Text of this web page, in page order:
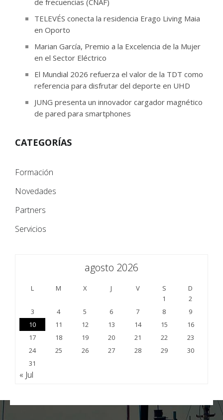
de frecuencias (CNAF)
TELEVÉS conecta la residencia Erago Living Maia
en Oporto
Marian García, Premio a la Excelencia de la Mujer
en el Sector Eléctrico
El Mundial 2026 refuerza el valor de la TDT como
referencia para disfrutar del deporte en UHD
JUNG presenta un innovador cargador magnético
de pared para smartphones
CATEGORÍAS
Formación
Novedades
Partners
Servicios
agosto 2026
L M X J V S
D
1
2
3
4 5 6 7 8
9
10
11 12 13 14 15
16
17
18 19 20 21 22
23
24
25 26 27 28 29
30
31
« Jul